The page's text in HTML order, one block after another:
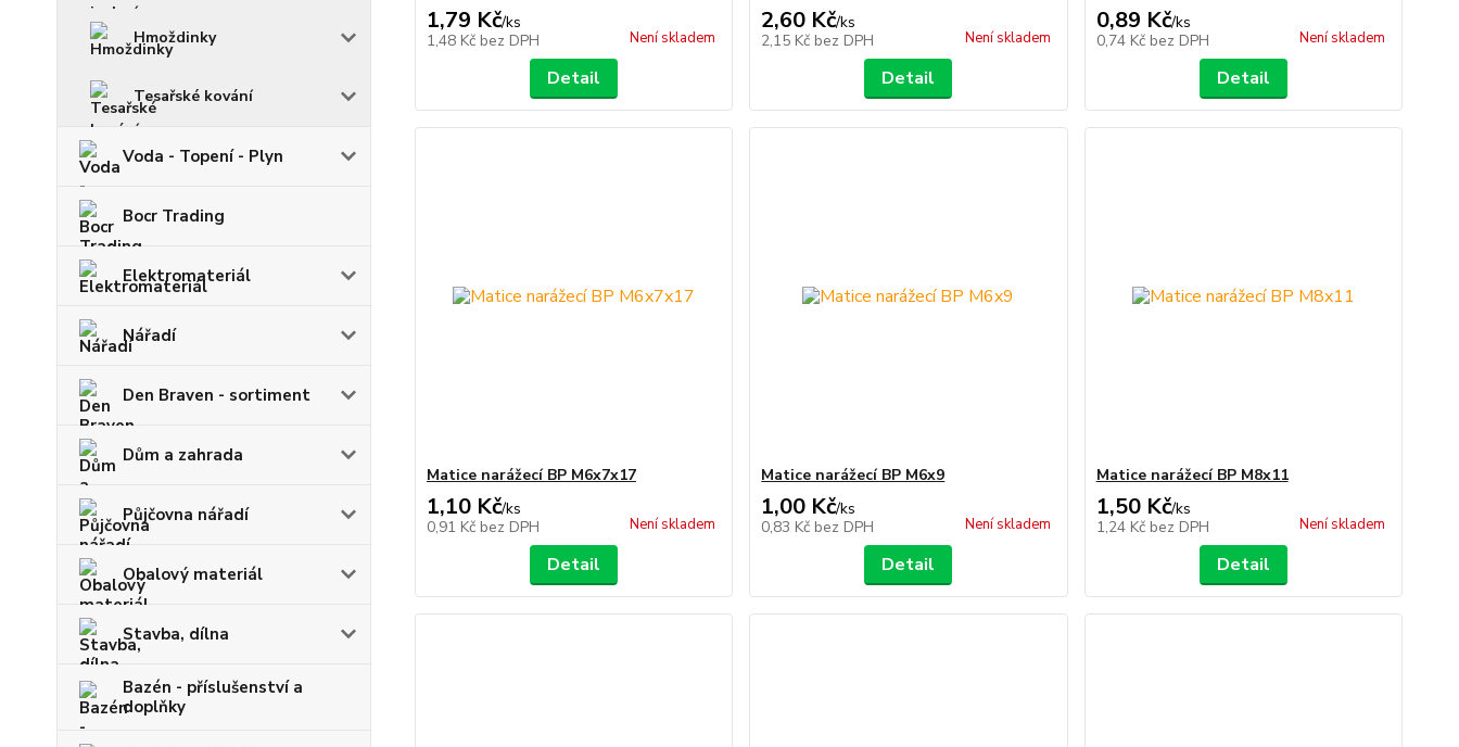
Hmoždinky
Tesařské kování
Voda - Topení - Plyn
Bocr Trading
Elektromateriál
Nářadí
Den Braven - sortiment
Dům a zahrada
Půjčovna nářadí
Obalový materiál
Stavba, dílna
Bazén - příslušenství a
doplňky
1,79 Kč/ks
1,48 Kč bez DPH Není skladem
Detail
2,60 Kč/ks
2,15 Kč bez DPH Není skladem
Detail
0,89 Kč/ks
0,74 Kč bez DPH Není skladem
Detail
Matice narážecí BP M6x7x17
1,10 Kč/ks
0,91 Kč bez DPH Není skladem
Detail
Matice narážecí BP M6x9
1,00 Kč/ks
0,83 Kč bez DPH Není skladem
Detail
Matice narážecí BP M8x11
1,50 Kč/ks
1,24 Kč bez DPH Není skladem
Detail